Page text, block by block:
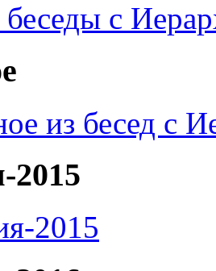
с
из бесед с
2015
2015